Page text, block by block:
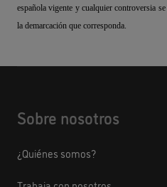
española vigente y cualquier controversia
la demarcación que corresponda.
Sobre nosotros
¿Quiénes somos?